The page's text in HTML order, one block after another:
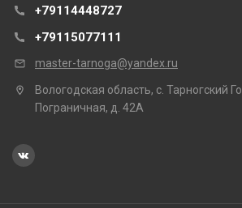
+79114448727
+79115077111
master-tarnoga@yandex.ru
Вологодская область, с. Тарногский
Пограничная, д. 42А